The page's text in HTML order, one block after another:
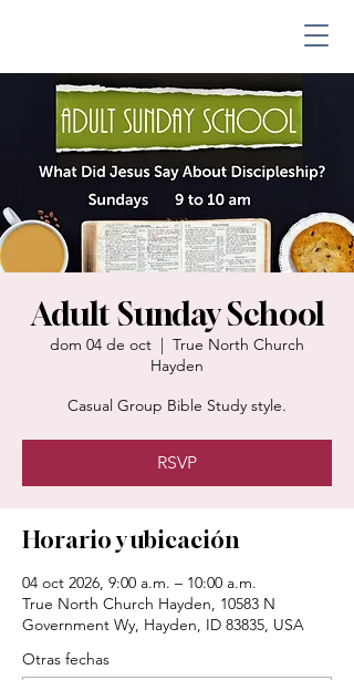
Adult Sunday School
dom 04 de oct
  |
True North Church
Hayden
Casual Group Bible Study style.
RSVP
Horario y ubicación
04 oct 2026, 9:00 a.m. – 10:00 a.m.
True North Church Hayden, 10583 N
Government Wy, Hayden, ID 83835, USA
Otras fechas